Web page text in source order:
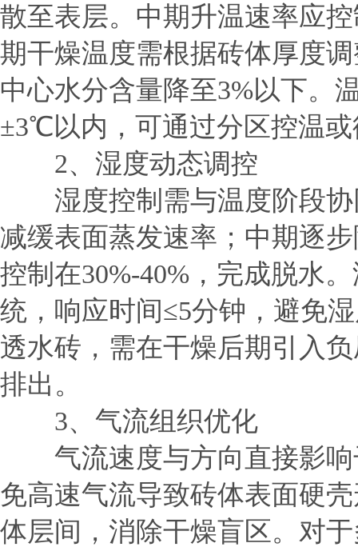
散至表层。中期升温速率应
期干燥温度需根据砖体厚度
中心水分含量降至3%以下。
±3℃以内，可通过分区控温
2、湿度动态调控
湿度控制需与温度阶段协
减缓表面蒸发速率；中期逐
控制在30%-40%，完成脱水
统，响应时间≤5分钟，避免
透水砖，需在干燥后期引入
排出。
3、气流组织优化
气流速度与方向直接影响
免高速气流导致砖体表面硬
体层间，消除干燥盲区。对